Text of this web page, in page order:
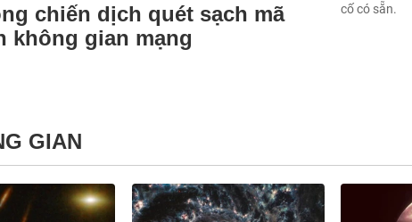
chiến dịch quét sạch mã
không gian mạng
cố có sẵn.
GIAN